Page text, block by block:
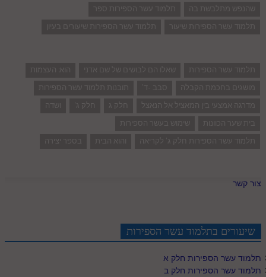
שהנפש מתלבשת בה
תלמוד עשר הספירות ספר
תלמוד עשר הספירות שיעור
תלמוד עשר הספירות שיעורים בעיון
תלמוד עשר הספירות שאלו הם לבושים של שם אדני
הוא: העצמות
מושגים בחכמת הקבלה
סבב -ד'
תובנות תלמוד עשר הספירות
מדרגה אמצעי בין המאציל אל הנאצל
חלק ג חלק ג'
ושדה
בית שער הכוונות
שימוש בעשר הספירות
תלמוד עשר הספירות חלק ג' לקריאה
והוא הבית בספר יצירה
צור קשר
שיעורים בתלמוד עשר הספירות
תלמוד עשר הספירות חלק א
תלמוד עשר הספירות חלק ב